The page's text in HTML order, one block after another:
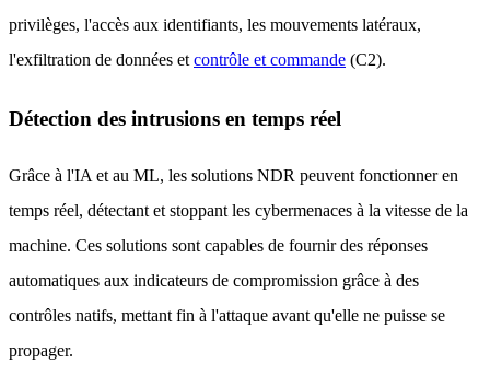
privilèges, l'accès aux identifiants, les mouvements latéraux,
l'exfiltration de données et contrôle et commande (C2).
Détection des intrusions en temps réel
Grâce à l'IA et au ML, les solutions NDR peuvent fonctionner en
temps réel, détectant et stoppant les cybermenaces à la vitesse de la
machine. Ces solutions sont capables de fournir des réponses
automatiques aux indicateurs de compromission grâce à des
contrôles natifs, mettant fin à l'attaque avant qu'elle ne puisse se
propager.